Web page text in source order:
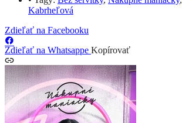
Kabrheľová
Zdieľať na Facebooku
Zdieľať na Whatsappe Kopírovať